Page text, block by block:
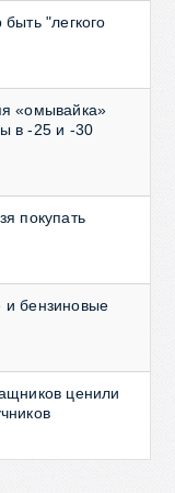
"легкого
«омывайка»
в -25 и -30
покупать
и бензиновые
ценили